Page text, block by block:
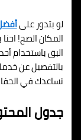
لو بتدور على
المكان الصح!
البق باستخدام
بالتفصيل عن
نساعدك في
جدول